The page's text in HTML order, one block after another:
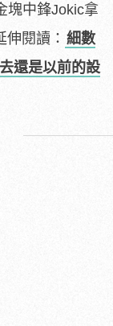
塊中鋒Jokic拿
閱讀： 細數
還是以前的設